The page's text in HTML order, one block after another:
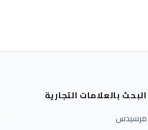
البحث بالعلامات التجارية
مرسيدس